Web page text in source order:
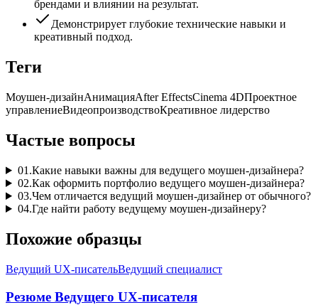
брендами и влиянии на результат.
Демонстрирует глубокие технические навыки и
креативный подход.
Теги
Моушен-дизайнАнимацияAfter EffectsCinema 4DПроектное
управлениеВидеопроизводствоКреативное лидерство
Частые вопросы
01 .Какие навыки важны для ведущего моушен-дизайнера?
02.Как оформить портфолио ведущего моушен-дизайнера?
03.Чем отличается ведущий моушен-дизайнер от обычного?
04.Где найти работу ведущему моушен-дизайнеру?
Похожие образцы
Ведущий UX-писательВедущий специалист
Резюме Ведущего UX-писателя